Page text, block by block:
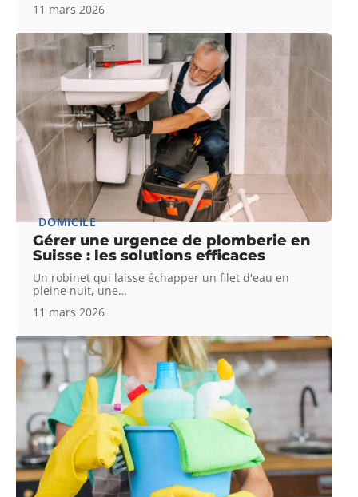
11 mars 2026
DOMICILE
Gérer une urgence de plomberie en
Suisse : les solutions efficaces
Un robinet qui laisse échapper un filet d'eau en
pleine nuit, une…
11 mars 2026